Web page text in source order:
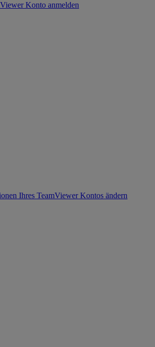
Konto anmelden
Ihres TeamViewer Kontos ändern